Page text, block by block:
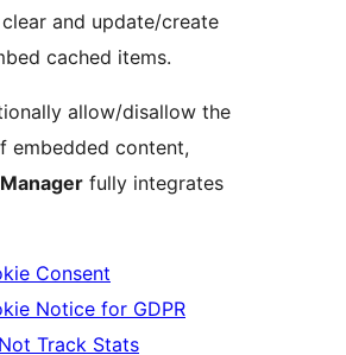
and update/create
cached items.
allow/disallow the
embedded content,
Consent
Notice for GDPR
Track Stats